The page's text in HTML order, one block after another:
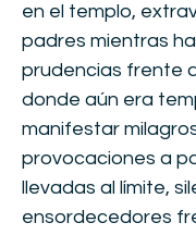
en el templo,
padres mientras
prudencias frente
donde aún era
manifestar
provocaciones a
llevadas al límite,
ensordecedores